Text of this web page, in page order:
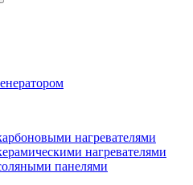
нагревателями
нагревателями
панелями